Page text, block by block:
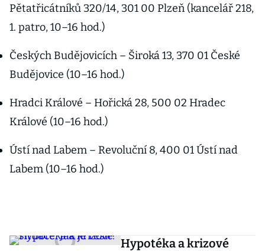
Pětatřicátníků 320/14, 301 00 Plzeň (kancelář 218,
1. patro, 10–16 hod.)
Českých Budějovicích – Široká 13, 370 01 České
Budějovice (10–16 hod.)
Hradci Králové – Hořická 28, 500 02 Hradec
Králové (10–16 hod.)
Ústí nad Labem – Revoluční 8, 400 01 Ústí nad
Labem (10–16 hod.)
Hypotéka a krizové